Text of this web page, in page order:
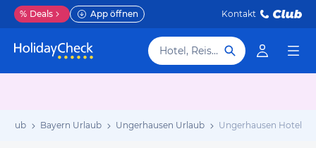
% Deals App öffnen Kontakt
Hotel, Reiseziel
Bayern Urlaub Ungerhausen Urlaub Ungerhausen Hotels